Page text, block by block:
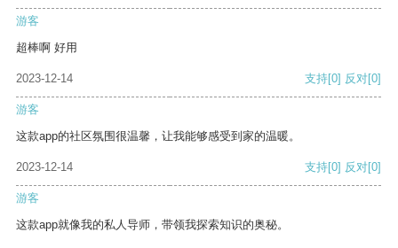
游客
超棒啊 好用
2023-12-14 支持[0] 反对[0]
游客
这款app的社区氛围很温馨，让我能够感受到家的温暖。
2023-12-14 支持[0] 反对[0]
游客
这款app就像我的私人导师，带领我探索知识的奥秘。